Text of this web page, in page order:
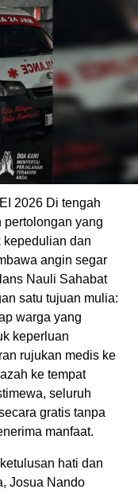
2026 Di tengah
pertolongan yang
kepedulian dan
angin segar
Nauli Sahabat
satu tujuan mulia:
warga yang
keperluan
rujukan medis ke
ke tempat
seluruh
gratis tanpa
manfaat.
hati dan
Josua Nando